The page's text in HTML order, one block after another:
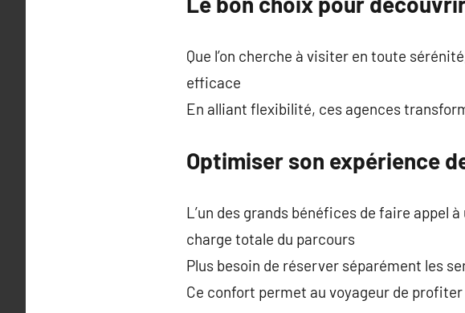
Que l’on cherche à visiter en toute
efficace
En alliant flexibilité, ces agences
Optimiser son expérience
L’un des grands bénéfices de faire appel
charge totale du parcours
Plus besoin de réserver séparément les
Ce confort permet au voyageur de